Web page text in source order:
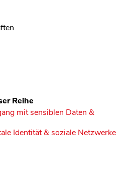
Reihe
mit sensiblen Daten &
Identität & soziale Netzwerke